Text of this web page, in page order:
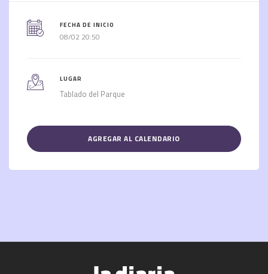
FECHA DE INICIO
08/02 20:50
LUGAR
Tablado del Parque
AGREGAR AL CALENDARIO